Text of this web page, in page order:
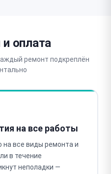
и оплата
ремонт подкреплён
на все работы
на все виды ремонта и
в течение
неполадки —